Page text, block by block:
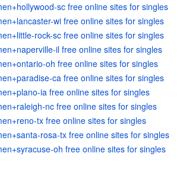
sc free online sites for singles
wi free online sites for singles
rock-sc free online sites for singles
il free online sites for singles
oh free online sites for singles
ca free online sites for singles
ia free online sites for singles
nc free online sites for singles
tx free online sites for singles
rosa-tx free online sites for singles
oh free online sites for singles